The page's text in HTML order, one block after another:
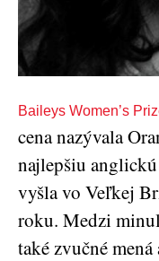
Baileys Women’s
cena nazývala
najlepšiu
vyšla vo Veľkej
roku. Medzi
také zvučné